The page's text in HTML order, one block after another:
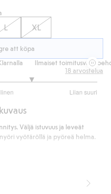
L XL
att köpa
Ilmaiset
Liian suuri
18 arvostelua
Väljä istuvuus ja leveät
vyötäröllä ja pyöreä helma.